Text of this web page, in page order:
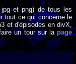
et png) de tous les
tout ce qui concerne le
et d'épisodes en divX,
un tour sur la page